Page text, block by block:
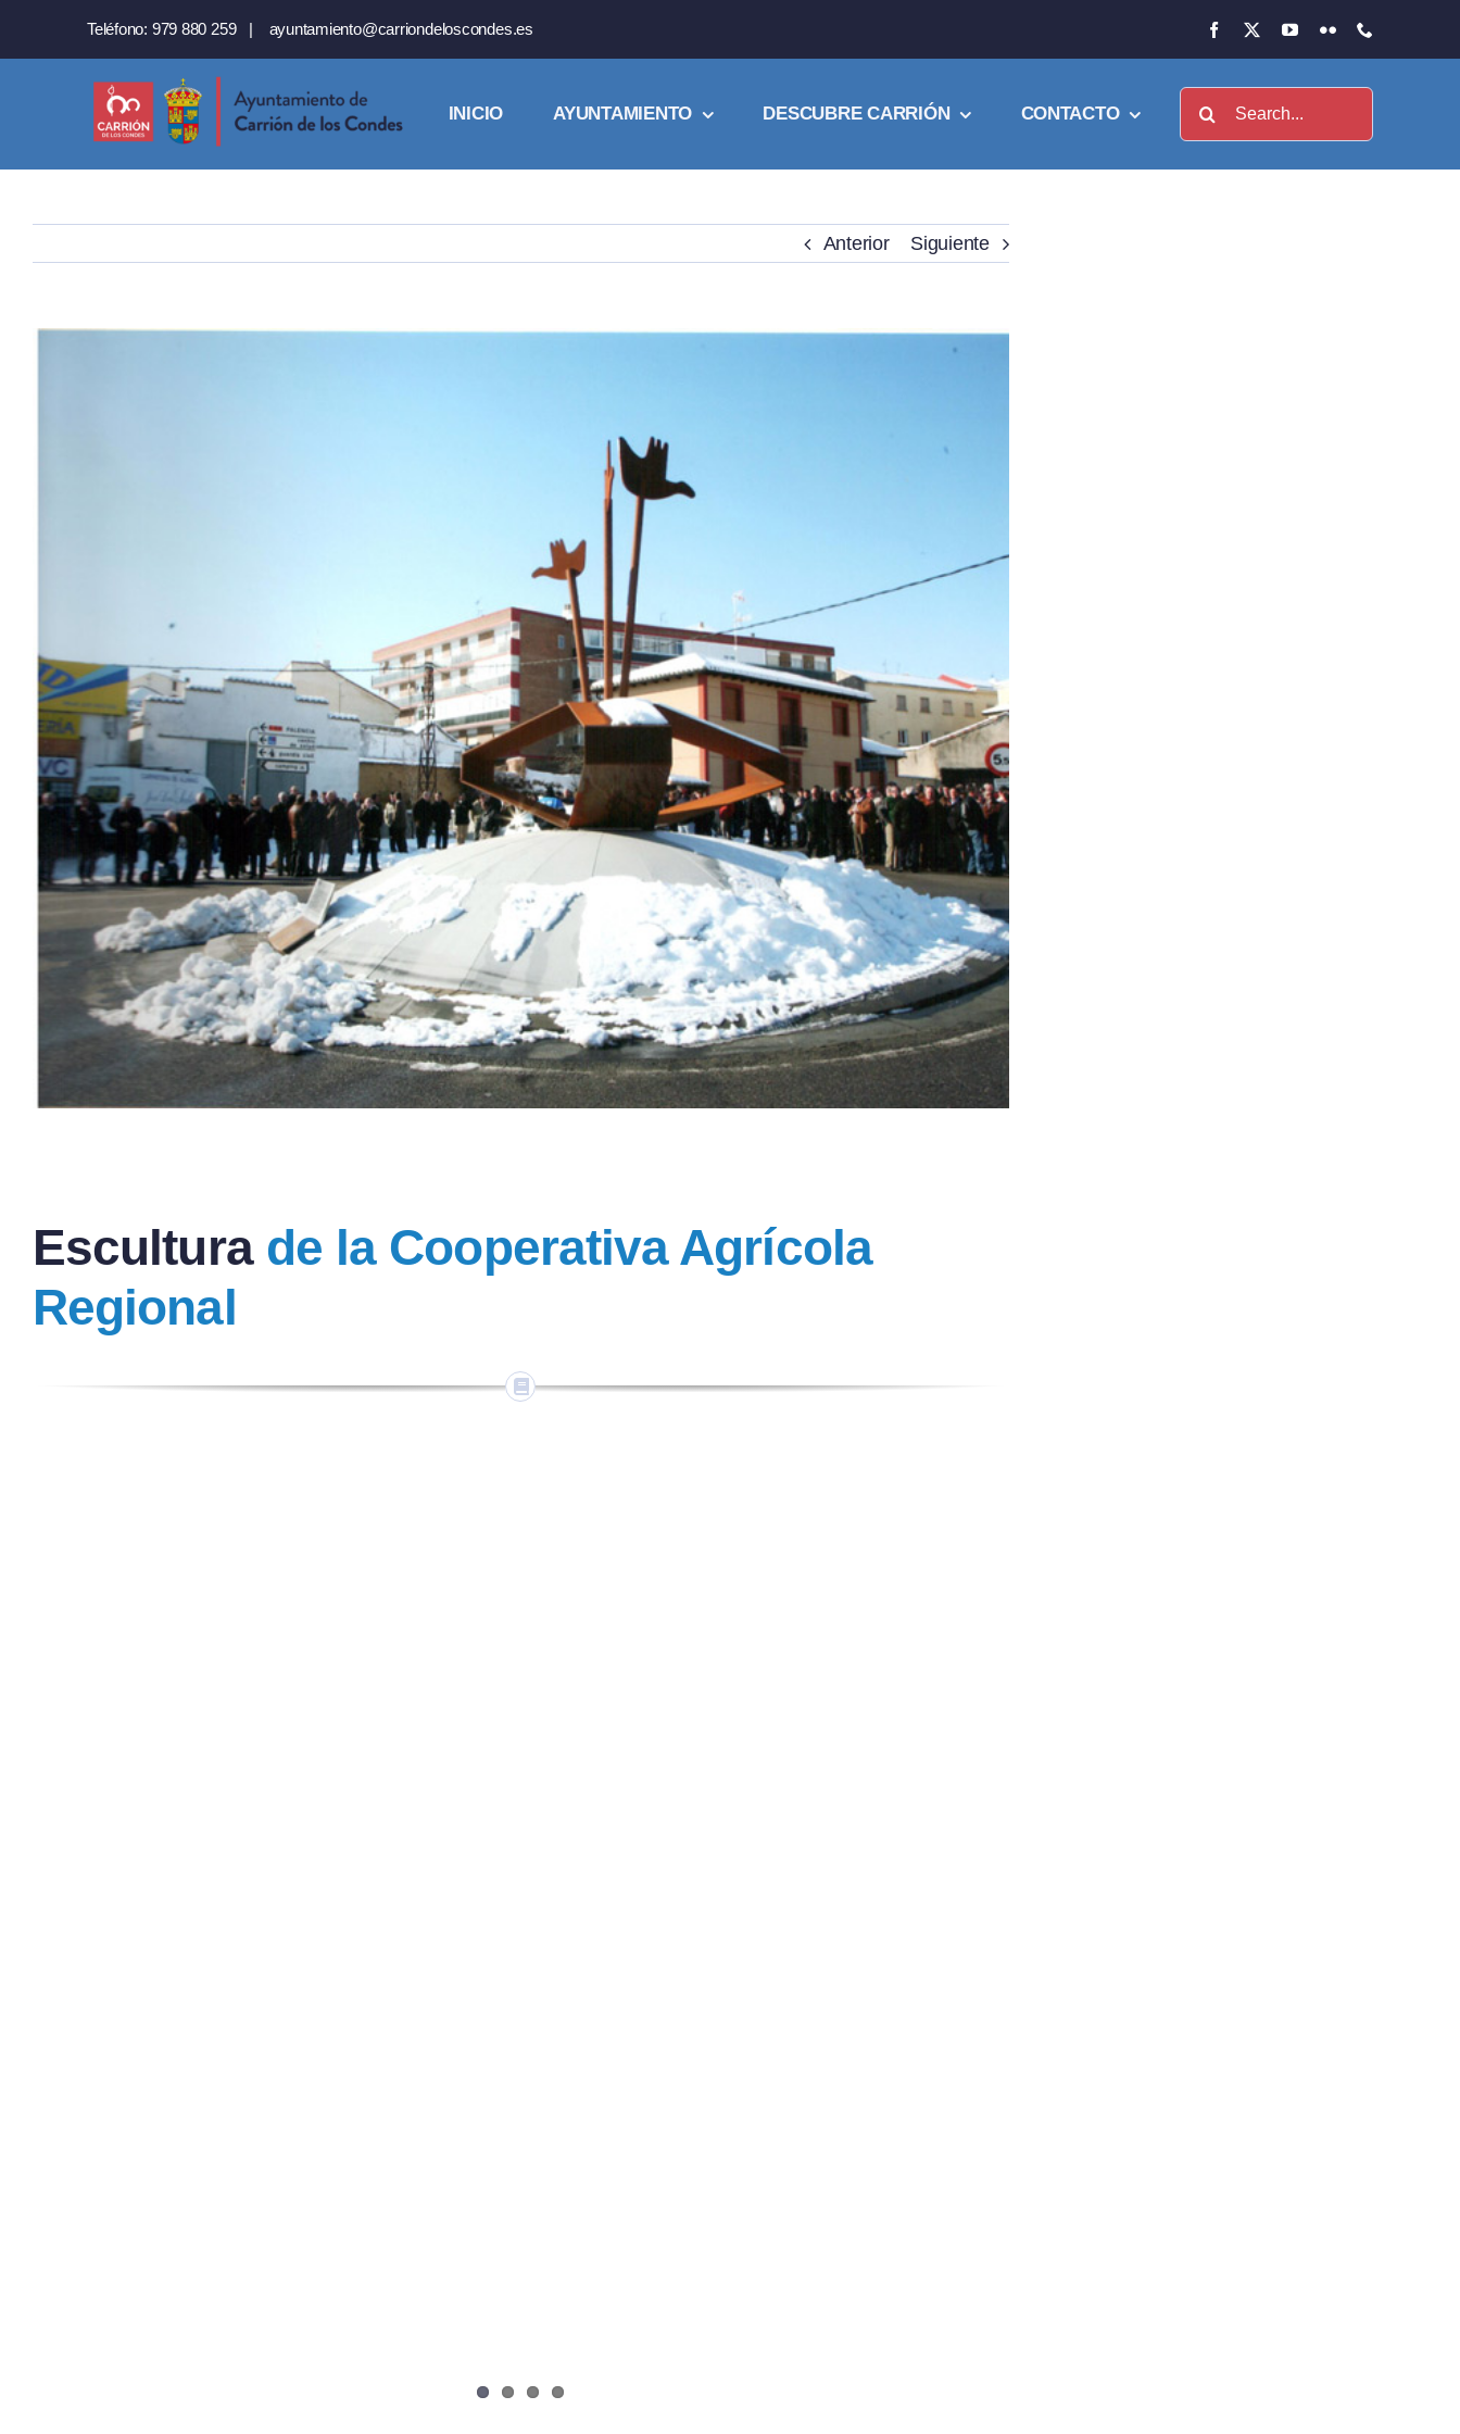
Teléfono: 979 880 259 | ayuntamiento@carriondeloscondes.es
INICIO AYUNTAMIENTO DESCUBRE CARRIÓN CONTACTO Buscar:
Anterior Siguiente
Escultura de la Cooperativa Agrícola
Regional